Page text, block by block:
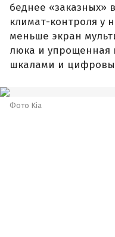
беднее «заказных»
климат-контроля у
меньше экран
люка и упрощенная
шкалами и
Фото Kia